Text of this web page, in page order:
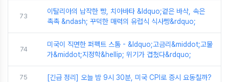
73
이탈리아의 납작한 빵, 치아바타 &ldquo;겉은 바삭, 속은
촉촉 &ndash; 꾸덕한 매력의 유럽식 식사빵&rdquo;
74
미국이 직면한 퍼펙트 스톰 - &ldquo;고금리&middot;고물
가&middot;지정학&hellip; 위기가 겹쳤다&rdquo;
75 [긴급 정리] 오늘 밤 9시 30분, 미국 CPI로 증시 요동칠까?